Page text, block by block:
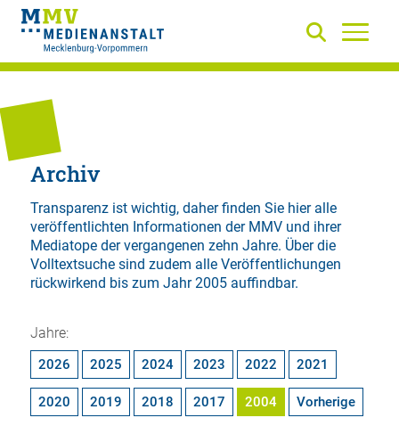
Archiv
Transparenz ist wichtig, daher finden Sie hier alle
veröffentlichten Informationen der MMV und ihrer
Mediatope der vergangenen zehn Jahre. Über die
Volltextsuchesind zudem alle Veröffentlichungen
rückwirkend bis zum Jahr 2005 auffindbar.
Jahre:
2026 2025 2024 2023 2022 2021
2020 2019 2018 2017 2004 Vorherige